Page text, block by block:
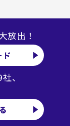
放出！
、
同級生の楽天
なって知名度
れていない会
ると、エンジ
ロダクトも優
ントが7000社